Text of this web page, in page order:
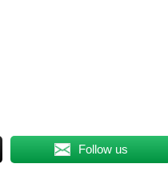
Follow us